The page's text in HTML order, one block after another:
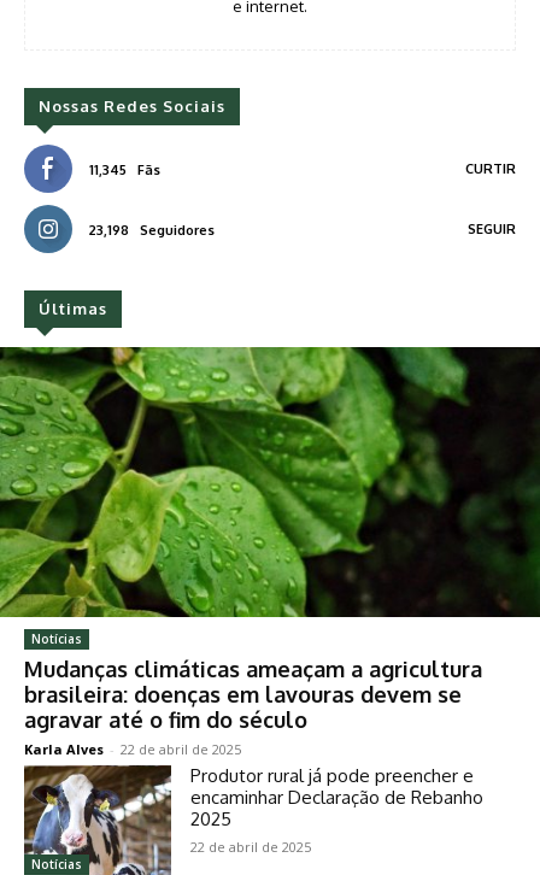
e internet.
Nossas Redes Sociais
11,345 Fãs CURTIR
23,198 Seguidores SEGUIR
Últimas
Notícias
Mudanças climáticas ameaçam a agricultura
brasileira: doenças em lavouras devem se
agravar até o fim do século
Karla Alves - 22 de abril de 2025
Notícias
Produtor rural já pode preencher e
encaminhar Declaração de Rebanho
2025
22 de abril de 2025